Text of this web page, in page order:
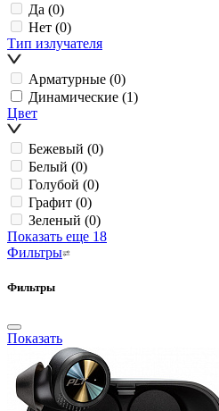
Да (0)
Нет (0)
Тип излучателя
Арматурные (0)
Динамические (1)
Цвет
Бежевый (0)
Белый (0)
Голубой (0)
Графит (0)
Зеленый (0)
Показать еще 18
Фильтры
Фильтры
Показать